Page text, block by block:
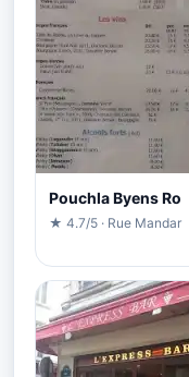
Pouchla Byens Ro
★ 4.7/5 · Rue Mandar